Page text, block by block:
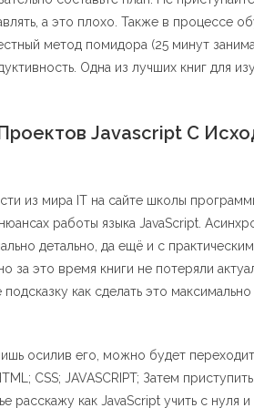
а это плохо. Также в процессе
метод помидора (25 минут
Одна из лучших книг для
Javascript С
из мира IT на сайте школы
работы языка JavaScript.
детально, да ещё и с
за это время книги не потеряли
подсказку как сделать это
осилив его, можно будет
CSS; JAVASCRIPT; Затем
расскажу как JavaScript учить с нуля